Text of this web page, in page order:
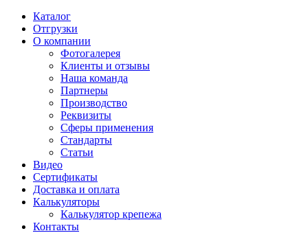
Каталог
Отгрузки
О компании
Фотогалерея
Клиенты и отзывы
Наша команда
Партнеры
Производство
Реквизиты
Сферы применения
Стандарты
Статьи
Видео
Сертификаты
Доставка и оплата
Калькуляторы
Калькулятор крепежа
Контакты